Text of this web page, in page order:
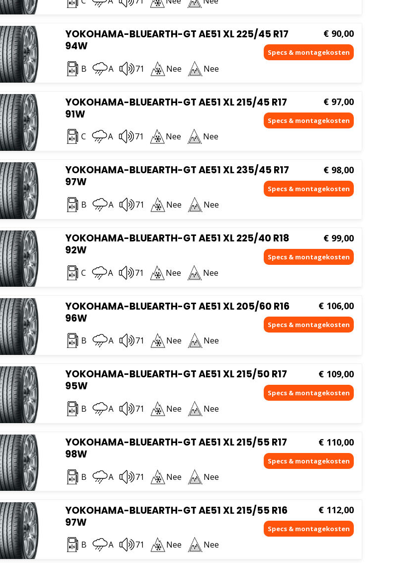
YOKOHAMA-BLUEARTH-GT AE51 XL 225/45 R17
94W
B A 71 Nee Nee
€ 90,00
YOKOHAMA-BLUEARTH-GT AE51 XL 215/45 R17
91W
C A 71 Nee Nee
€ 97,00
YOKOHAMA-BLUEARTH-GT AE51 XL 235/45 R17
97W
B A 71 Nee Nee
€ 98,00
YOKOHAMA-BLUEARTH-GT AE51 XL 225/40 R18
92W
C A 71 Nee Nee
€ 99,00
YOKOHAMA-BLUEARTH-GT AE51 XL 205/60 R16
96W
B A 71 Nee Nee
€ 106,00
YOKOHAMA-BLUEARTH-GT AE51 XL 215/50 R17
95W
B A 71 Nee Nee
€ 109,00
YOKOHAMA-BLUEARTH-GT AE51 XL 215/55 R17
98W
B A 71 Nee Nee
€ 110,00
YOKOHAMA-BLUEARTH-GT AE51 XL 215/55 R16
97W
B A 71 Nee Nee
€ 112,00